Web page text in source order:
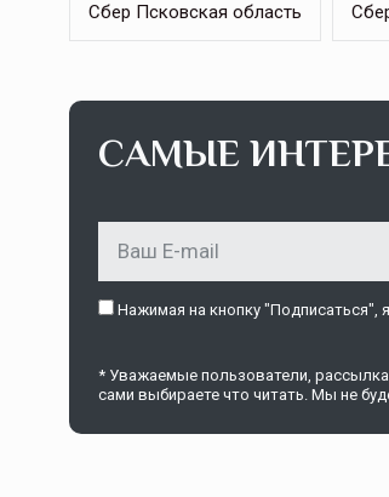
Сбер Псковская область
САМЫЕ
Нажимая на кнопку "Подписаться",
* Уважаемые пользователи,
сами выбираете что читать. Мы не
Тамбовская
рискованного
ССТ, 2025 №4